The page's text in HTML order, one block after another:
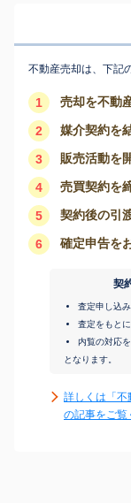
不動産売却は、下記
1 売却を不動
2 媒介契約を
3 販売活動を
4 売買契約を
5 契約後の引
6 確定申告を
契
査定申し込み
査定をもと
内覧の対応
となります。
詳しくは「不
の記事をご覧